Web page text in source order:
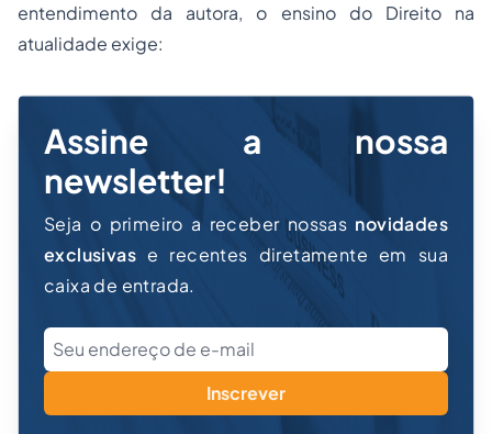
entendimento da autora, o ensino do Direito na
atualidade exige:
Assine a nossa
newsletter!
Seja o primeiro a receber nossas novidades
exclusivas e recentes diretamente em sua
caixa de entrada.
Inscrever